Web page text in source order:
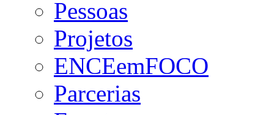
Pessoas
Projetos
ENCEemFOCO
Parcerias